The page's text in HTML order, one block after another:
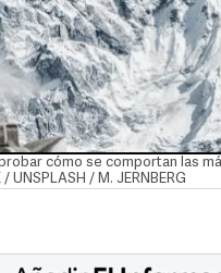
cómo se comportan las
/ M. JERNBERG